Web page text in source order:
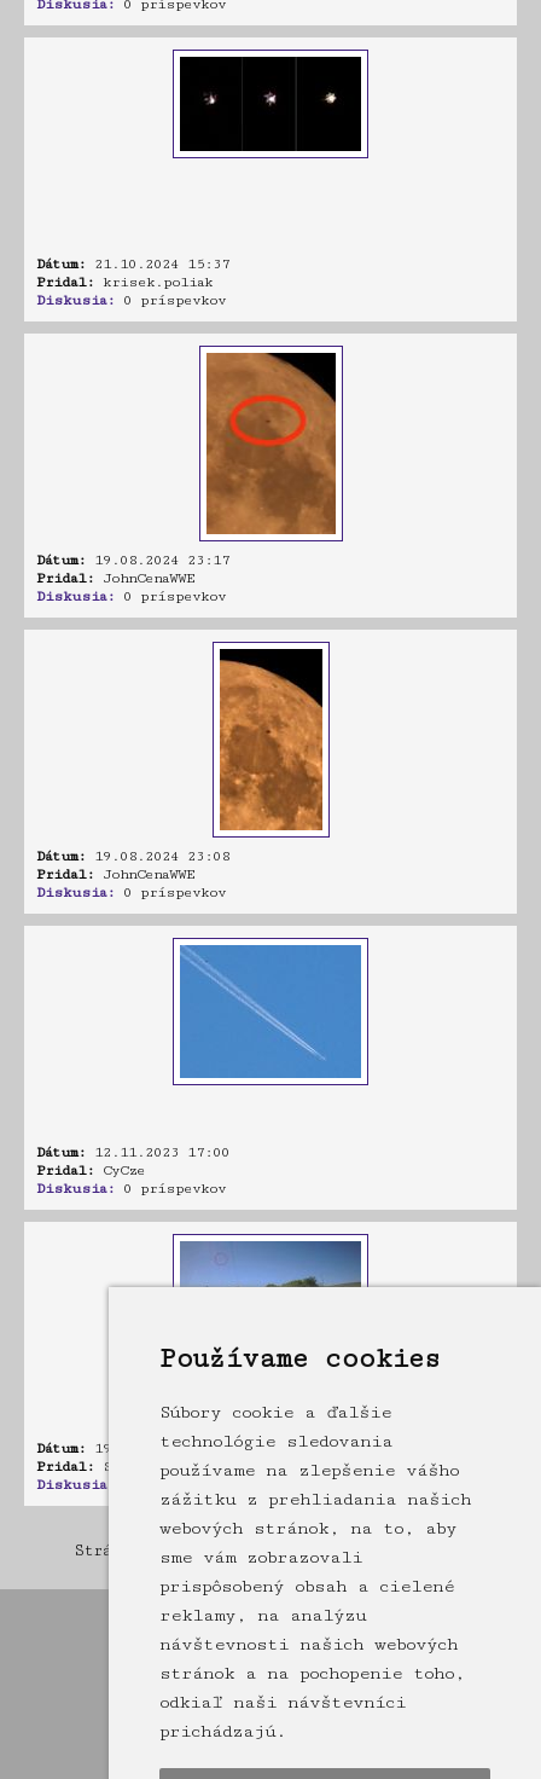
Používame cookies
Súbory cookie a ďalšie
technológie sledovania
používame na zlepšenie vášho
zážitku z prehliadania našich
webových stránok, na to, aby
sme vám zobrazovali
prispôsobený obsah a cielené
reklamy, na analýzu
návštevnosti našich webových
stránok a na pochopenie toho,
odkiaľ naši návštevníci
prichádzajú.
Diskusia: 0 príspevkov
Dátum: 21.10.2024 15:37
Pridal: krisek.poliak
Diskusia: 0 príspevkov
Dátum: 19.08.2024 23:17
Pridal: JohnCenaWWE
Diskusia: 0 príspevkov
Dátum: 19.08.2024 23:08
Pridal: JohnCenaWWE
Diskusia: 0 príspevkov
Dátum: 12.11.2023 17:00
Pridal: CyCze
Diskusia: 0 príspevkov
Dátum: 19.05.2021 21:29
Pridal: StivVlk
Diskusia:
0 príspevkov
Stránka: [1] 11